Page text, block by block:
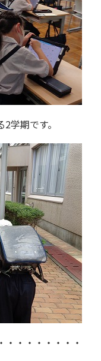
学期です。
・・・・・・・・